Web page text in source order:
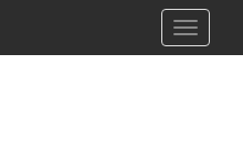
Toggle